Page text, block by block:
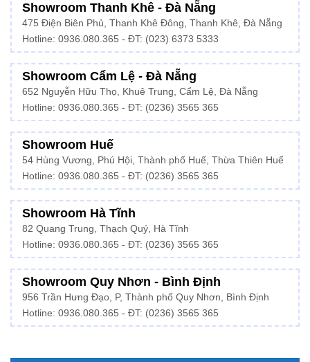
Showroom Thanh Khê - Đà Nẵng
475 Điện Biên Phủ, Thanh Khê Đông, Thanh Khê, Đà Nẵng
Hotline: 0936.080.365 - ĐT: (023) 6373 5333
Showroom Cẩm Lệ - Đà Nẵng
652 Nguyễn Hữu Thọ, Khuê Trung, Cẩm Lệ, Đà Nẵng
Hotline: 0936.080.365 - ĐT: (0236) 3565 365
Showroom Huế
54 Hùng Vương, Phú Hội, Thành phố Huế, Thừa Thiên Huế
Hotline: 0936.080.365 - ĐT: (0236) 3565 365
Showroom Hà Tĩnh
82 Quang Trung, Thạch Quý, Hà Tĩnh
Hotline: 0936.080.365 - ĐT: (0236) 3565 365
Showroom Quy Nhơn - Bình Định
956 Trần Hưng Đạo, P, Thành phố Quy Nhơn, Bình Định
Hotline: 0936.080.365 - ĐT: (0236) 3565 365